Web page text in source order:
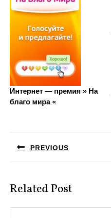
Интернет — премия » На
благо мира «
записям
PREVIOUS
Related Post